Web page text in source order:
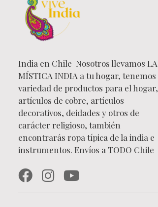
India en Chile Nosotros llevamos LA
MÍSTICA INDIA a tu hogar, tenemos
variedad de productos para el hogar,
artículos de cobre, artículos
decorativos, deidades y otros de
carácter religioso, también
encontrarás ropa típica de la india e
instrumentos. Envíos a TODO Chile